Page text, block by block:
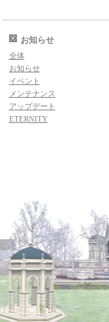
お知らせ
全体
お知らせ
イベント
メンテナンス
アップデート
ETERNITY